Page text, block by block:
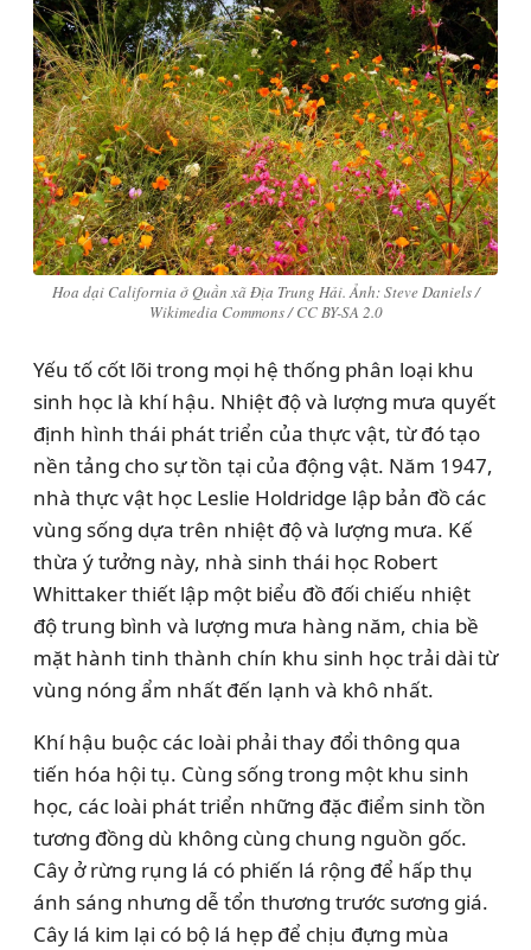
Hoa dại California ở Quần xã Địa Trung Hải. Ảnh: Steve Daniels /
Wikimedia Commons / CC BY-SA 2.0
Yếu tố cốt lõi trong mọi hệ thống phân loại khu
sinh học là khí hậu. Nhiệt độ và lượng mưa quyết
định hình thái phát triển của thực vật, từ đó tạo
nền tảng cho sự tồn tại của động vật. Năm 1947,
nhà thực vật học Leslie Holdridge lập bản đồ các
vùng sống dựa trên nhiệt độ và lượng mưa. Kế
thừa ý tưởng này, nhà sinh thái học Robert
Whittaker thiết lập một biểu đồ đối chiếu nhiệt
độ trung bình và lượng mưa hàng năm, chia bề
mặt hành tinh thành chín khu sinh học trải dài từ
vùng nóng ẩm nhất đến lạnh và khô nhất.
Khí hậu buộc các loài phải thay đổi thông qua
tiến hóa hội tụ. Cùng sống trong một khu sinh
học, các loài phát triển những đặc điểm sinh tồn
tương đồng dù không cùng chung nguồn gốc.
Cây ở rừng rụng lá có phiến lá rộng để hấp thụ
ánh sáng nhưng dễ tổn thương trước sương giá.
Cây lá kim lại có bộ lá hẹp để chịu đựng mùa